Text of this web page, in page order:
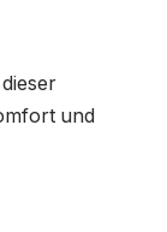
und